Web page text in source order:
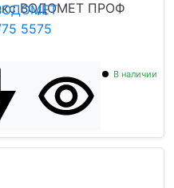
ВОДОМЕТ ПРОФ
В наличии